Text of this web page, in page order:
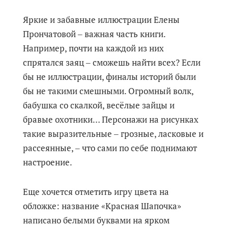
Яркие и забавные иллюстрации Елены
Прончатовой ‒ важная часть книги.
Например, почти на каждой из них
спрятался заяц ‒ сможешь найти всех? Если
бы не иллюстрации, финалы историй были
бы не такими смешными. Огромный волк,
бабушка со скалкой, весёлые зайцы и
бравые охотники… Персонажи на рисунках
такие выразительные ‒ грозные, ласковые и
рассеянные, ‒ что сами по себе поднимают
настроение.
Еще хочется отметить игру цвета на
обложке: название «Красная Шапочка»
написано белыми буквами на ярком